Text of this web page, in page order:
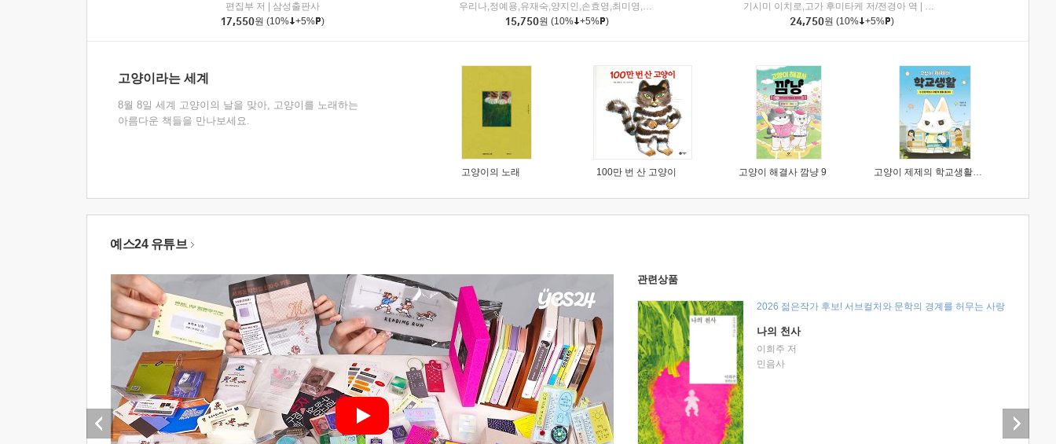
편집부 저
삼성출판사
17,550원 (10% +5% )
우리나,정예용,유재숙,양지인,손효영,최미영,조민주,이진현,차미숙,서미숙 저 | 제이브리즈북스
15,750원 (10% +5% )
기시미 이치로,고가 후미타케 저/전경아 역
인플루엔셜
24,750원 (10% +5% )
고양이라는 세계
8월 8일 세계 고양이의 날을 맞아, 고양이를 노래하는
아름다운 책들을 만나보세요.
고양이의 노래 100만 번 산 고양이 고양이 해결사 깜냥 9 고양이 제제의 학교생활 1 : 초등학생이 이렇게 힘들 줄이야
예스24 유튜브
관련상품
2026 젊은작가 후보! 서브컬처와 문학의 경계를 허무는 사랑
나의 천사
이희주 저
민음사